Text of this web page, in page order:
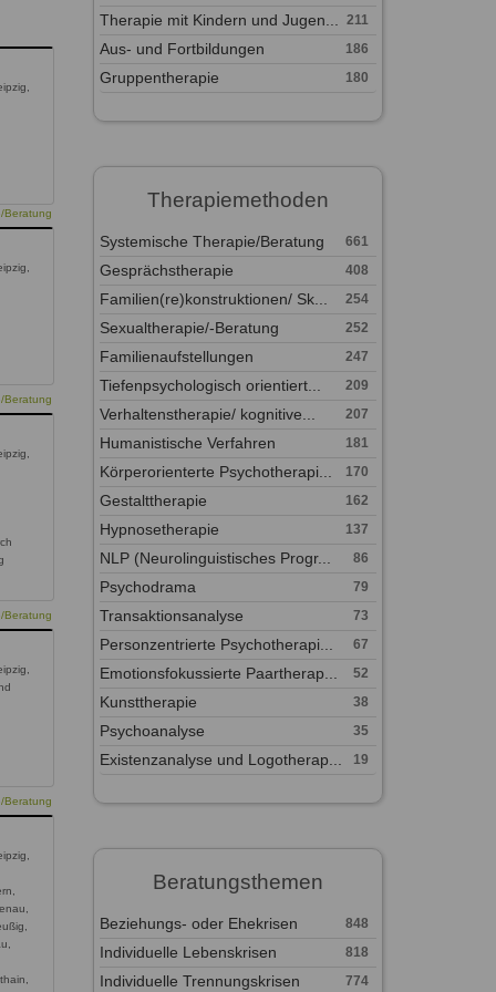
Beratung
Beratung
Beratung
Beratung
Therapie mit Kindern und Jugen... 211
Aus- und Fortbildungen 186
Gruppentherapie 180
Therapiemethoden
Systemische Therapie/Beratung 661
Gesprächstherapie 408
Familien(re)konstruktionen/ Sk... 254
Sexualtherapie/-Beratung 252
Familienaufstellungen 247
Tiefenpsychologisch orientiert... 209
Verhaltenstherapie/ kognitive... 207
Humanistische Verfahren 181
Körperorienterte Psychotherapi... 170
Gestalttherapie 162
Hypnosetherapie 137
NLP (Neurolinguistisches Progr... 86
Psychodrama 79
Transaktionsanalyse 73
Personzentrierte Psychotherapi... 67
Emotionsfokussierte Paartherap... 52
Kunsttherapie 38
Psychoanalyse 35
Existenzanalyse und Logotherap... 19
Beratungsthemen
Beziehungs- oder Ehekrisen 848
Individuelle Lebenskrisen 818
Individuelle Trennungskrisen 774